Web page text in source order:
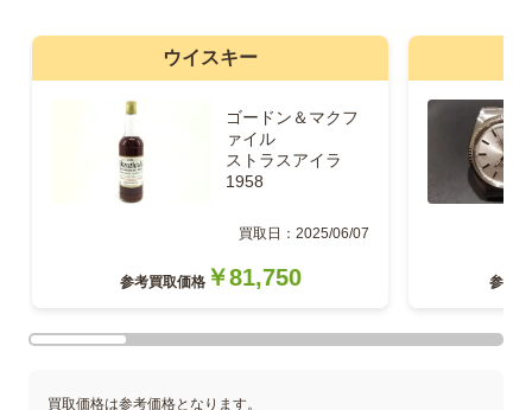
ウイスキー
ゴードン＆マクフ
ァイル
ストラスアイラ
1958
買取日：2025/06/07
参考買取価格￥81,750 参考
買取価格は参考価格となります。